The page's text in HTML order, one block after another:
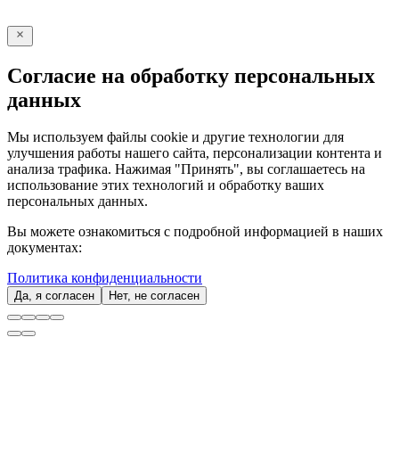
Согласие на обработку персональных
данных
Мы используем файлы cookie и другие технологии для
улучшения работы нашего сайта, персонализации контента и
анализа трафика. Нажимая "Принять", вы соглашаетесь на
использование этих технологий и обработку ваших
персональных данных.
Вы можете ознакомиться с подробной информацией в наших
документах:
Политика конфиденциальности
Да, я согласен Нет, не согласен